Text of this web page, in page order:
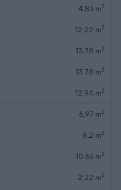
4,83 m2
12,22 m2
13,78 m2
13,78 m2
12,94 m2
6,97 m2
8,2 m2
10,63 m2
2,22 m2